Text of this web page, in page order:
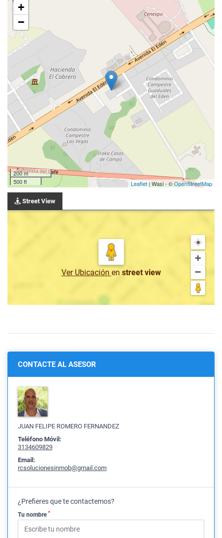
+
−
200 m
500 ft
Leaflet | Wasi - ©OpenStreetMap
Street View
Ver Ubicación en street view
CONTACTE AL ASESOR
JUAN FELIPE ROMERO FERNANDEZ
Teléfono Móvil:
3134609829
Email:
rcsolucionesinmob@gmail.com
¿Prefieres que te contactemos?
Tu nombre *